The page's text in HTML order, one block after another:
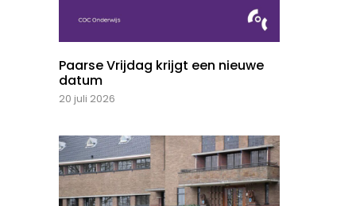
Paarse Vrijdag krijgt een nieuwe
datum
20 juli 2026